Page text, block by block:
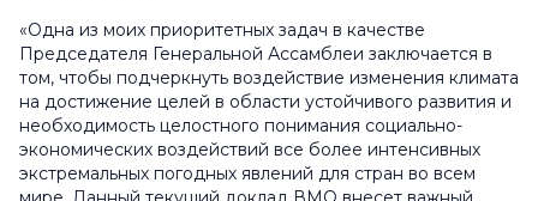
«Одна из моих приоритетных задач в качестве
Председателя Генеральной Ассамблеи заключается в
том, чтобы подчеркнуть воздействие изменения климата
на достижение целей в области устойчивого развития и
необходимость целостного понимания социально-
экономических воздействий все более интенсивных
экстремальных погодных явлений для стран во всем